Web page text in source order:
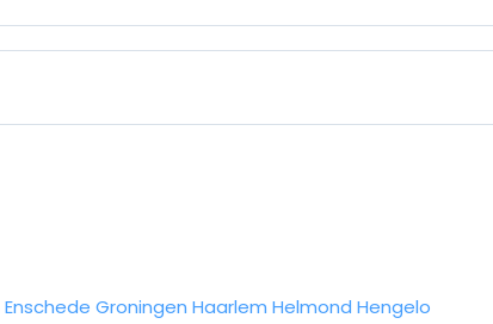
Enschede Groningen Haarlem Helmond Hengelo